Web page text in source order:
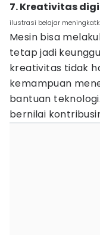
7. Kreativitas
ilustrasi belajar
Mesin bisa
tetap jadi
kreativitas tidak
kemampuan
bantuan
bernilai